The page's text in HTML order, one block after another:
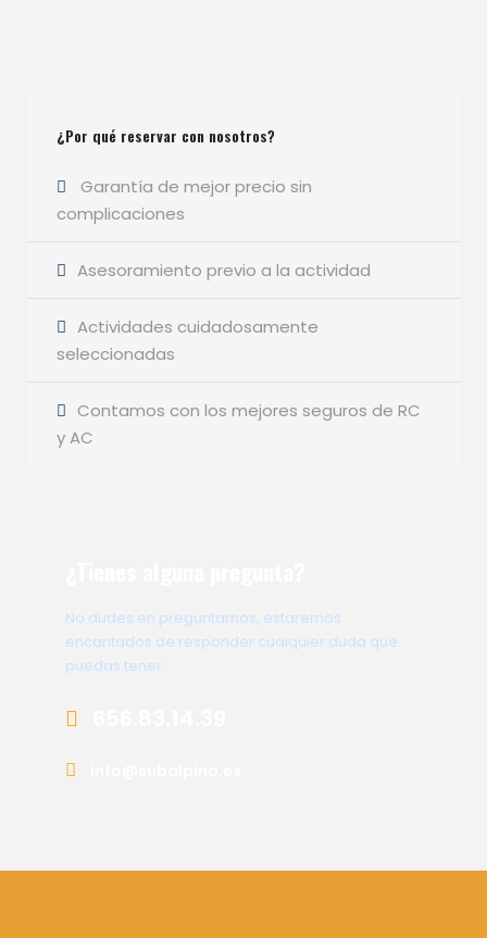
¿Por qué reservar con nosotros?
Garantía de mejor precio sin
complicaciones
Asesoramiento previo a la actividad
Actividades cuidadosamente
seleccionadas
Contamos con los mejores seguros de RC
y AC
No dudes en preguntarnos, estaremos
encantados de responder cualquier duda que
puedas tener